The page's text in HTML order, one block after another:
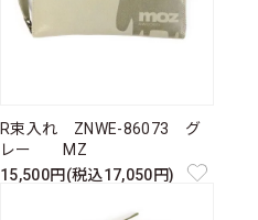
R束入れ ZNWE-86073 グ
レー MZ
15,500円(税込17,050円)